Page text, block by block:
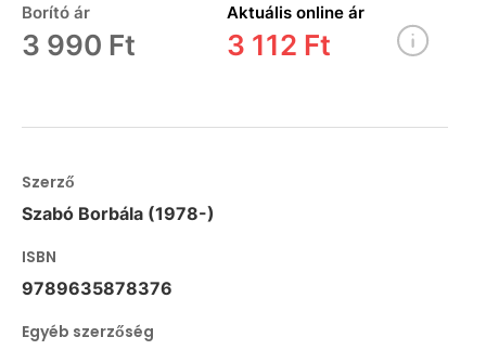
Borító ár
3 990 Ft
Aktuális online ár
3 112 Ft
Szerző
Szabó Borbála (1978-)
ISBN
9789635878376
Egyéb szerzőség